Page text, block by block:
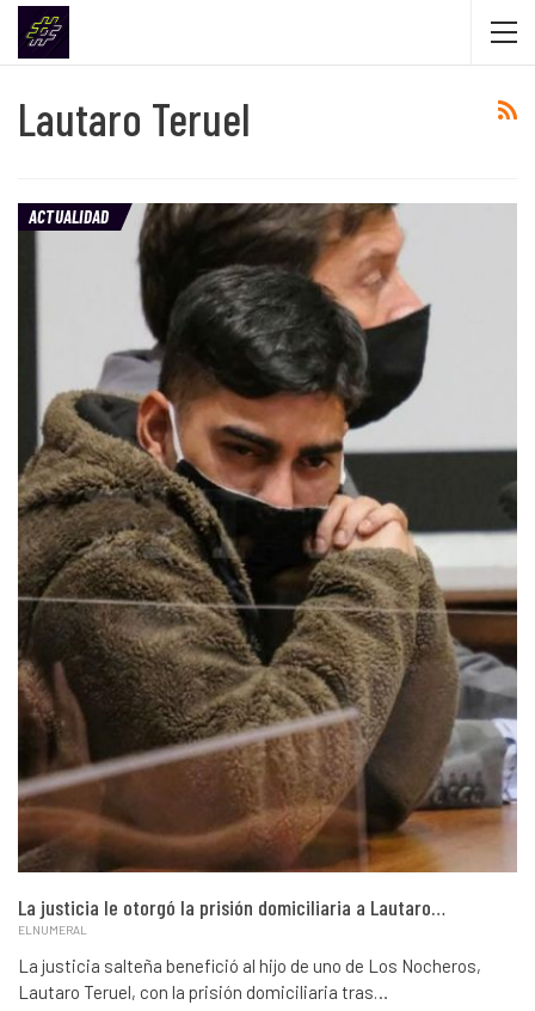
Lautaro Teruel
ACTUALIDAD
La justicia le otorgó la prisión domiciliaria a Lautaro…
ELNUMERAL
La justicia salteña benefició al hijo de uno de Los Nocheros,
Lautaro Teruel, con la prisión domiciliaria tras…